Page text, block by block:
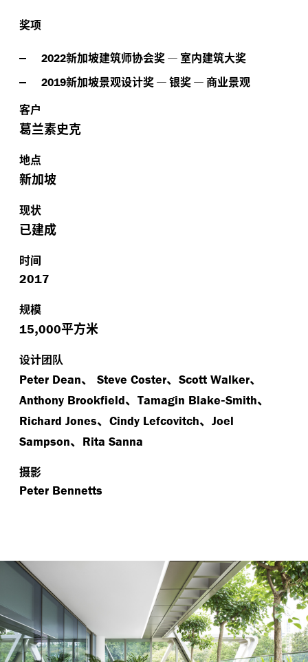
奖项
2022新加坡建筑师协会奖— 室内建筑大奖
2019新加坡景观设计奖—银奖— 商业景观
客户
葛兰素史克
地点
新加坡
现状
已建成
时间
2017
规模
15,000平方米
设计团队
Peter Dean、 Steve Coster、 Scott Walker、
Anthony Brookfield、 Tamagin Blake-Smith、
Richard Jones、 Cindy Lefcovitch、 Joel
Sampson、 Rita Sanna
摄影
Peter Bennetts